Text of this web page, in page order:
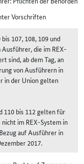
Vorschriften
107, 108, 109 und
die im REX-
sind, ab dem Tag, an
von Ausführern in
in der Union gelten
110 bis 112 gelten für
im REX-System in
auf Ausführer in
2017.